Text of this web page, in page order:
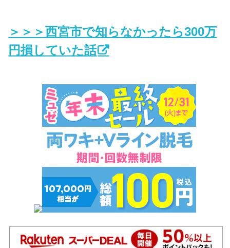
＞＞＞西宮市で知らなかったら300万
円損していた話